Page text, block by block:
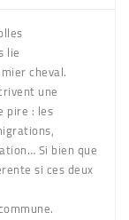
lie
cheval.
une
pire : les
Si bien que
si ces deux